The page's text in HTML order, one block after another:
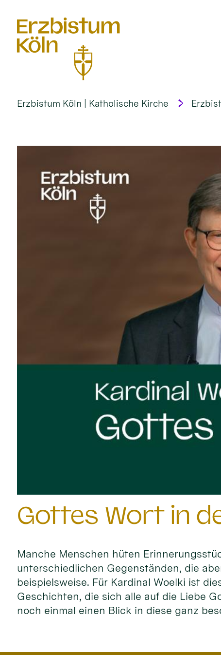
Erzbistum Köln | Katholische Kirche
Gottes Wort in
Manche Menschen hüten
unterschiedlichen Gegenständen, die
beispielsweise. Für Kardinal Woelki ist
Geschichten, die sich alle auf die Liebe
noch einmal einen Blick in diese ganz